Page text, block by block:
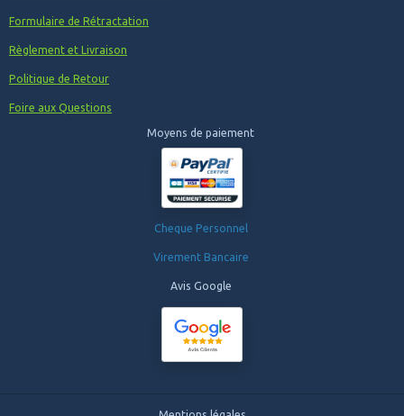
Formulaire de Rétractation
Règlement et Livraison
Politique de Retour
Foire aux Questions
Moyens de paiement
Cheque Personnel
Virement Bancaire
Avis Google